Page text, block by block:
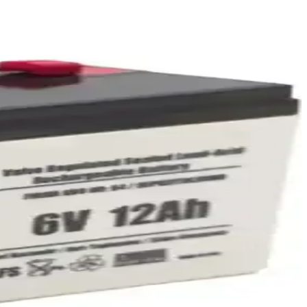
güvenilir güç sağlar.
ömürlü performans sunar.
çok yönlü kullanım alanlarıyla güvenle tercih edilir.